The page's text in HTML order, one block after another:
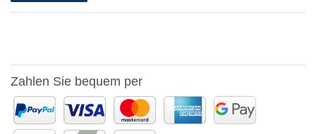
Zahlen Sie bequem per